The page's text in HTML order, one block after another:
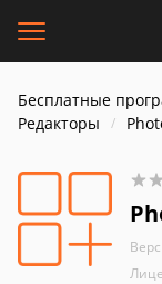
Бесплатные
Редакторы